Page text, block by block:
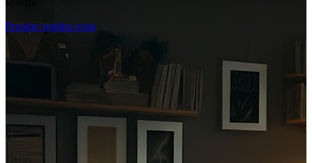
Prendre rendez-vous